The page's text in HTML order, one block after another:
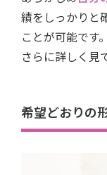
績をしっかりと
ことが可能です
さらに詳しく見
希望どおりの